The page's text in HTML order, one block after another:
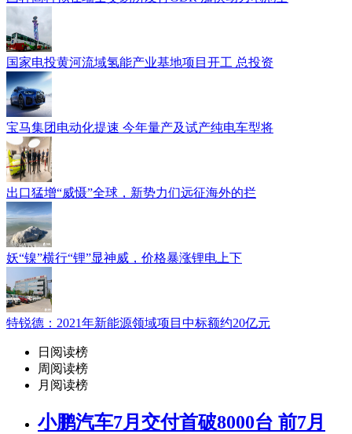
国家电投黄河流域氢能产业基地项目开工 总投资
宝马集团电动化提速 今年量产及试产纯电车型将
出口猛增“威慑”全球，新势力们远征海外的拦
妖“镍”横行“锂”显神威，价格暴涨锂电上下
特锐德：2021年新能源领域项目中标额约20亿元
日阅读榜
周阅读榜
月阅读榜
小鹏汽车7月交付首破8000台 前7月